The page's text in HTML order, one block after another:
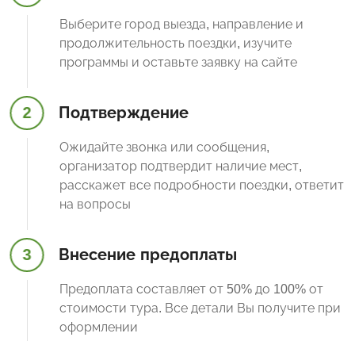
Выберите город выезда, направление и
продолжительность поездки, изучите
программы и оставьте заявку на сайте
2 Подтверждение
Ожидайте звонка или сообщения,
организатор подтвердит наличие мест,
расскажет все подробности поездки, ответит
на вопросы
3 Внесение предоплаты
Предоплата составляет от 50% до 100% от
стоимости тура. Все детали Вы получите при
оформлении